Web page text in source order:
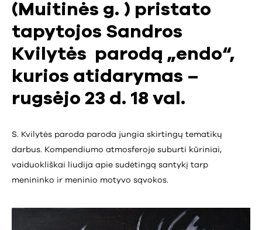
(Muitinės g. ) pristato
tapytojos Sandros
Kvilytės parodą „endo“,
kurios atidarymas –
rugsėjo 23 d. 18 val.
S. Kvilytės paroda paroda jungia skirtingų tematikų
darbus. Kompendiumo atmosferoje suburti kūriniai,
vaiduokliškai liudija apie sudėtingą santykį tarp
menininko ir meninio motyvo sąvokos.